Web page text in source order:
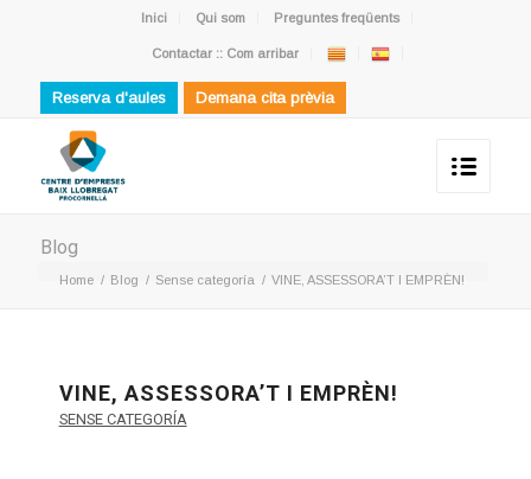
Inici Qui som Preguntes freqüents
Contactar :: Com arribar
Reserva d'aules Demana cita prèvia
Blog
Home / Blog / Sense categoría / VINE, ASSESSORA’T I EMPRÈN!
VINE, ASSESSORA’T I EMPRÈN!
SENSE CATEGORÍA